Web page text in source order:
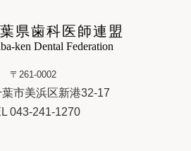
県歯科医師連盟
ken Dental Federation
〒261-0002
市美浜区新港32-17
043-241-1270